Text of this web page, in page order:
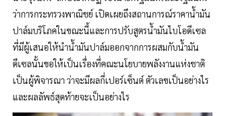
ว่าการกระทรวงพาณิชย์ เปิดเผยถึงสถานการณ์ราคาน้ำมัน
ปาล์มบริโภคในขณะนี้และการปรับสูตรน้ำมันไบโอดีเซล
ที่มีผู้เสนอให้นำน้ำมันปาล์มออกจากการผสมกับน้ำมัน
ดีเซลนั้นขอให้เป็นเรื่องที่คณะนโยบายพลังงานแห่งชาติ
เป็นผู้พิจารณา ว่าจะมีผลกี่เปอร์เซ็นต์ ตัวเลขเป็นอย่างไร
และผลลัพธ์สุดท้ายจะเป็นอย่างไร